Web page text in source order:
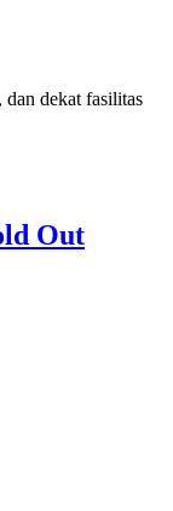
dekat fasilitas
Out